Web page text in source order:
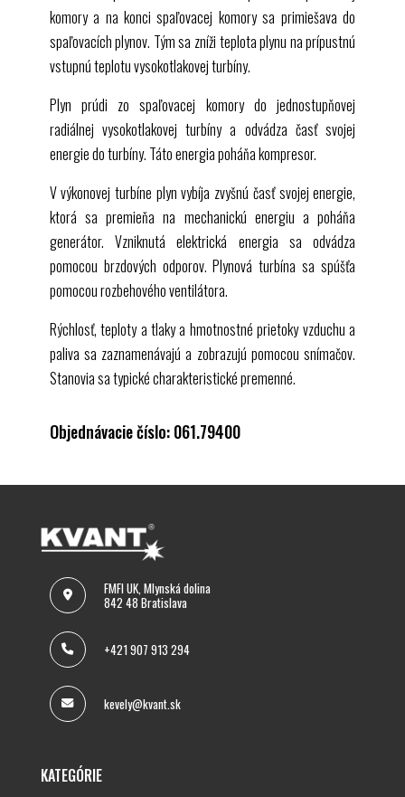
komory a na konci spaľovacej komory sa primiešava do
spaľovacích plynov. Tým sa zníži teplota plynu na prípustnú
vstupnú teplotu vysokotlakovej turbíny.
Plyn prúdi zo spaľovacej komory do jednostupňovej
radiálnej vysokotlakovej turbíny a odvádza časť svojej
energie do turbíny. Táto energia poháňa kompresor.
V výkonovej turbíne plyn vybíja zvyšnú časť svojej energie,
ktorá sa premieňa na mechanickú energiu a poháňa
generátor. Vzniknutá elektrická energia sa odvádza
pomocou brzdových odporov. Plynová turbína sa spúšťa
pomocou rozbehového ventilátora.
Rýchlosť, teploty a tlaky a hmotnostné prietoky vzduchu a
paliva sa zaznamenávajú a zobrazujú pomocou snímačov.
Stanovia sa typické charakteristické premenné.
Objednávacie číslo: 061.79400
FMFI UK, Mlynská dolina
842 48 Bratislava
+421 907 913 294
kevely@kvant.sk
KATEGÓRIE